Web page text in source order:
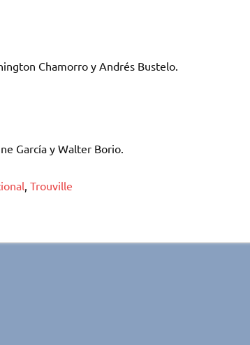
Chamorro y Andrés Bustelo.
García y Walter Borio.
, Trouville